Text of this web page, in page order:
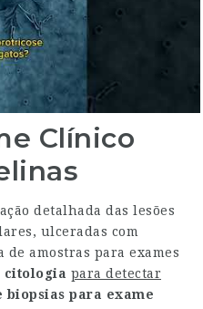
Clínico
detalhada das lesões
ulceradas com
de amostras para exames
citologia para detectar
biopsias para exame